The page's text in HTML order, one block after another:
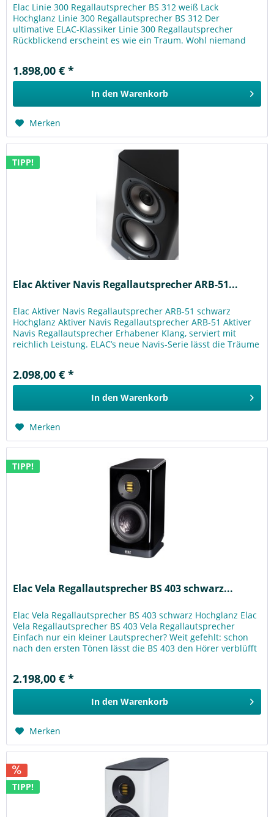
Elac Linie 300 Regallautsprecher BS 312 weiß Lack
Hochglanz Linie 300 Regallautsprecher BS 312 Der
ultimative ELAC-Klassiker Linie 300 Regallautsprecher
Rückblickend erscheint es wie ein Traum. Wohl niemand
1.898,00 € *
In den Warenkorb
Merken
TIPP!
Elac Aktiver Navis Regallautsprecher ARB-51...
Elac Aktiver Navis Regallautsprecher ARB-51 schwarz
Hochglanz Aktiver Navis Regallautsprecher ARB-51 Aktiver
Navis Regallautsprecher Erhabener Klang, serviert mit
reichlich Leistung. ELAC’s neue Navis-Serie lässt die Träume
2.098,00 € *
In den Warenkorb
Merken
TIPP!
Elac Vela Regallautsprecher BS 403 schwarz...
Elac Vela Regallautsprecher BS 403 schwarz Hochglanz Elac
Vela Regallautsprecher BS 403 Vela Regallautsprecher
Einfach nur ein kleiner Lautsprecher? Weit gefehlt: schon
nach den ersten Tönen lässt die BS 403 den Hörer verblüfft
2.198,00 € *
In den Warenkorb
Merken
TIPP!